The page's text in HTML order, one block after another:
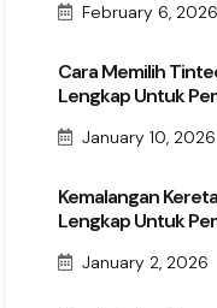
February 6, 2026
Cara Memilih
Lengkap Untuk
January 10, 2026
Kemalangan
Lengkap Untuk
January 2, 2026